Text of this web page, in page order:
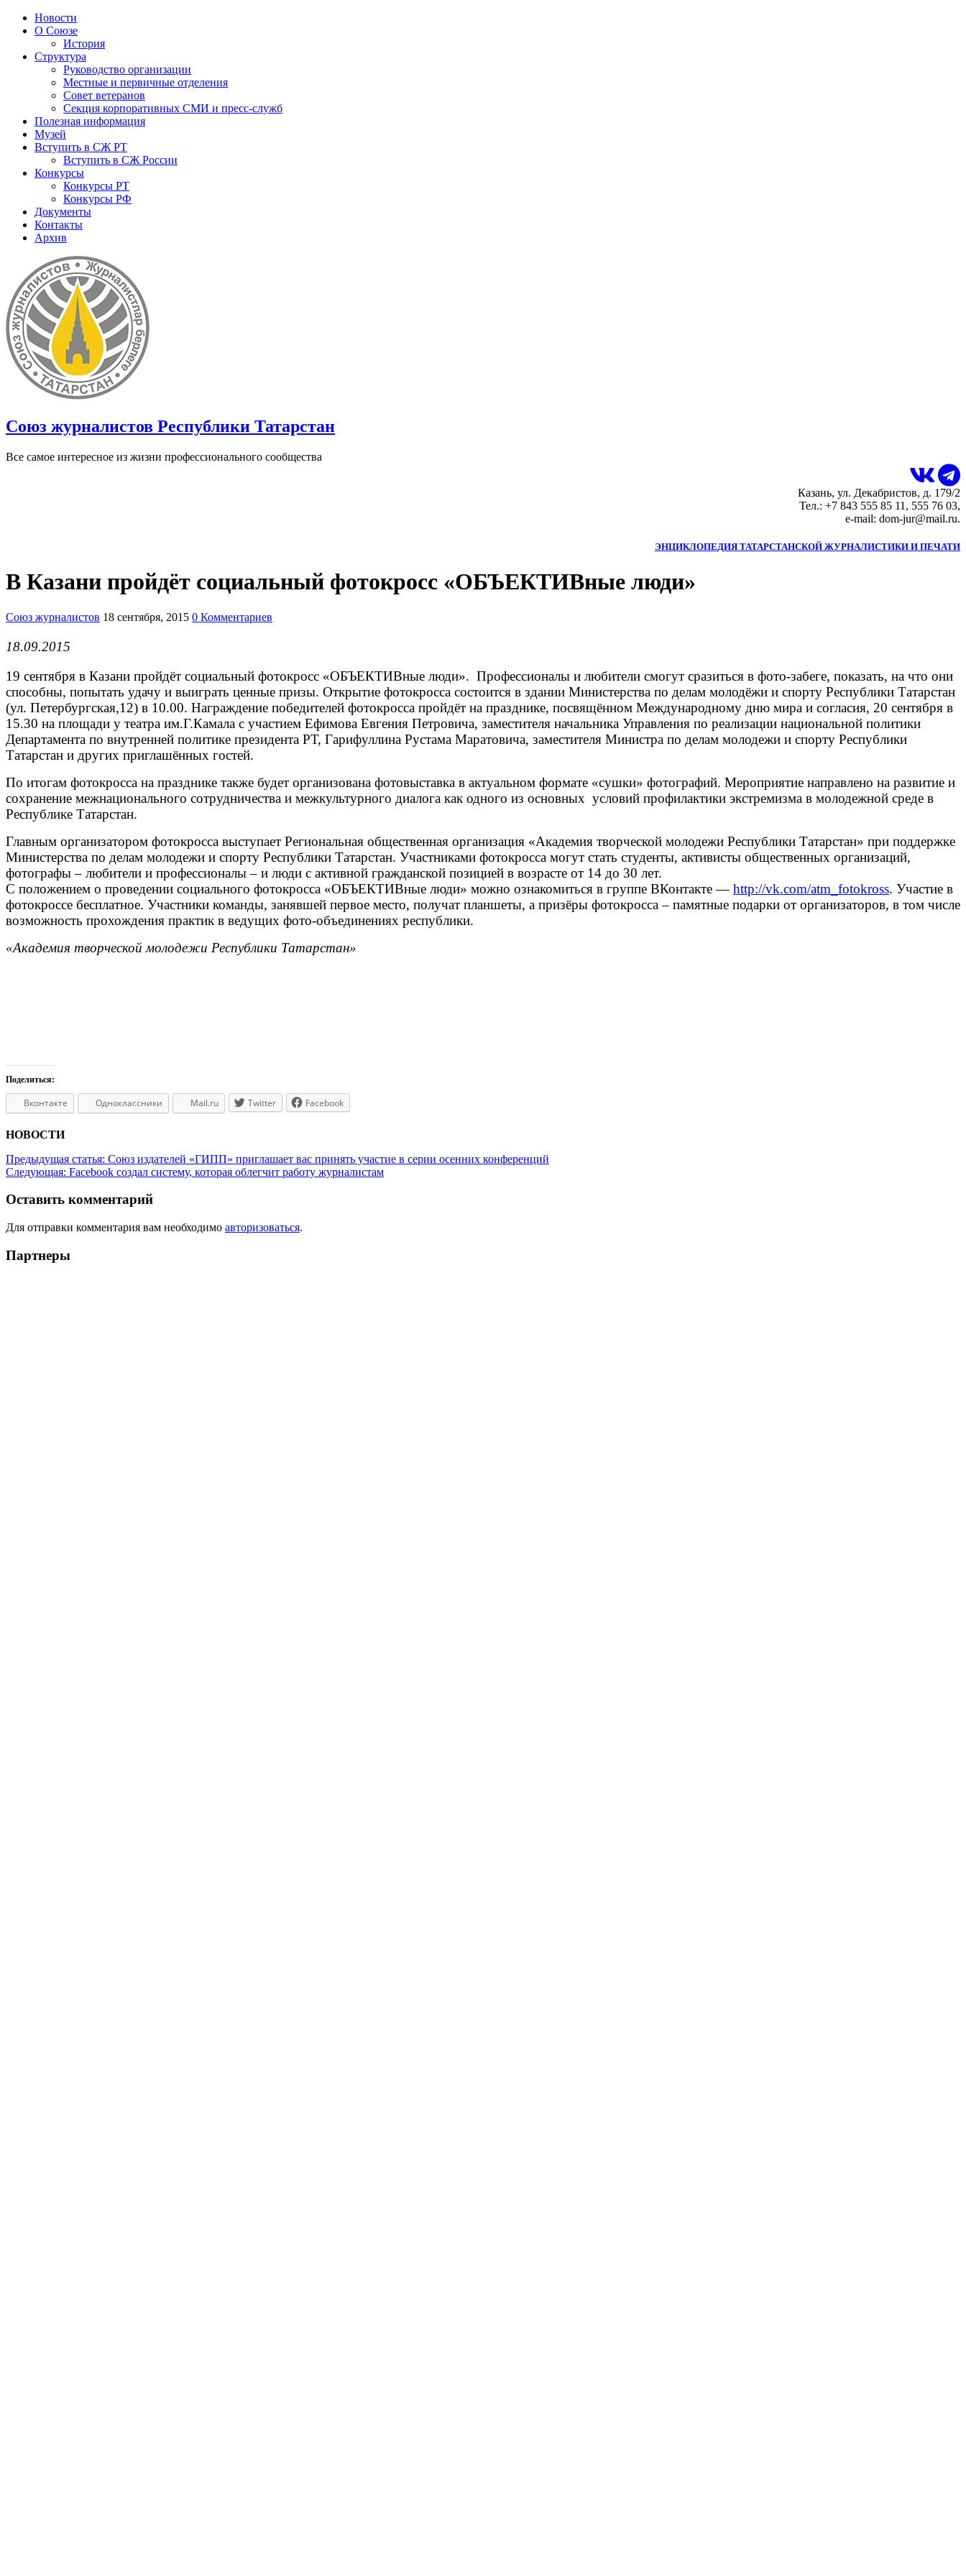
Новости
О Союзе
История
Структура
Руководство организации
Местные и первичные отделения
Совет ветеранов
Секция корпоративных СМИ и пресс-служб
Полезная информация
Музей
Вступить в СЖ РТ
Вступить в СЖ России
Конкурсы
Конкурсы РТ
Конкурсы РФ
Документы
Контакты
Архив
Союз журналистов Республики Татарстан
Все самое интересное из жизни профессионального сообщества
Казань, ул. Декабристов, д. 179/2
Тел.: +7 843 555 85 11, 555 76 03,
e-mail: dom-jur@mail.ru.
ЭНЦИКЛОПЕДИЯ ТАТАРСТАНСКОЙ ЖУРНАЛИСТИКИ И ПЕЧАТИ
В Казани пройдёт социальный фотокросс «ОБЪЕКТИВные люди»
Союз журналистов 18 сентября, 2015 0 Комментариев
18.09.2015
19 сентября в Казани пройдёт социальный фотокросс «ОБЪЕКТИВные люди». Профессионалы и любители смогут сразиться в фото-забеге, показать, на что они
способны, попытать удачу и выиграть ценные призы. Открытие фотокросса состоится в здании Министерства по делам молодёжи и спорту Республики Татарстан
(ул. Петербургская,12) в 10.00. Награждение победителей фотокросса пройдёт на празднике, посвящённом Международному дню мира и согласия, 20 сентября в
15.30 на площади у театра им.Г.Камала с участием Ефимова Евгения Петровича, заместителя начальника Управления по реализации национальной политики
Департамента по внутренней политике президента РТ, Гарифуллина Рустама Маратовича, заместителя Министра по делам молодежи и спорту Республики
Татарстан и других приглашённых гостей.
По итогам фотокросса на празднике также будет организована фотовыставка в актуальном формате «сушки» фотографий. Мероприятие направлено на развитие и
сохранение межнационального сотрудничества и межкультурного диалога как одного из основных условий профилактики экстремизма в молодежной среде в
Республике Татарстан.
Главным организатором фотокросса выступает Региональная общественная организация «Академия творческой молодежи Республики Татарстан» при поддержке
Министерства по делам молодежи и спорту Республики Татарстан. Участниками фотокросса могут стать студенты, активисты общественных организаций,
фотографы – любители и профессионалы – и люди с активной гражданской позицией в возрасте от 14 до 30 лет.
С положением о проведении социального фотокросса «ОБЪЕКТИВные люди» можно ознакомиться в группе ВКонтакте — http://vk.com/atm_fotokross. Участие в
фотокроссе бесплатное. Участники команды, занявшей первое место, получат планшеты, а призёры фотокросса – памятные подарки от организаторов, в том числе
возможность прохождения практик в ведущих фото-объединениях республики.
«Академия творческой молодежи Республики Татарстан»
Поделиться:
Вконтакте Одноклассники Mail.ru Twitter Facebook
НОВОСТИ
Предыдущая статья: Союз издателей «ГИПП» приглашает вас принять участие в серии осенних конференций
Следующая: Facebook создал систему, которая облегчит работу журналистам
Оставить комментарий
Для отправки комментария вам необходимо авторизоваться.
Партнеры